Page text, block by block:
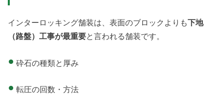
インターロッキング舗装は、表面のブロックよりも下地
（路盤）工事が最重要と言われる舗装です。
砕石の種類と厚み
転圧の回数・方法